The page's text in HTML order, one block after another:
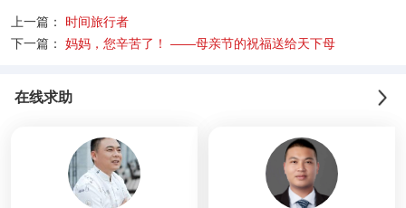
上一篇：
时间旅行者
下一篇：
妈妈，您辛苦了！ ——母亲节的祝福送给天下母
在线求助